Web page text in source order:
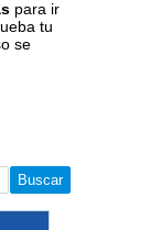
para ir
tu
se